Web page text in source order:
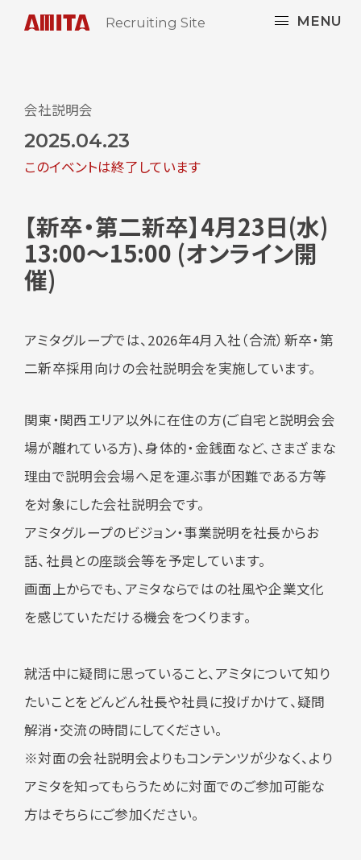
Recruiting Site MENU
会社説明会
【新卒・第二新卒】4月23日(水)
13:00～15:00 (オンライン開
催)
2025.04.23
このイベントは終了しています
アミタグループでは、2026年4月入社（合流）新卒・第
二新卒採用向けの会社説明会を実施しています。
関東・関西エリア以外に在住の方(ご自宅と説明会会
場が離れている方)、身体的・金銭面など、さまざまな
理由で説明会会場へ足を運ぶ事が困難である方等
を対象にした会社説明会です。
アミタグループのビジョン・事業説明を社長からお
話、社員との座談会等を予定しています。
画面上からでも、アミタならではの社風や企業文化
を感じていただける機会をつくります。
就活中に疑問に思っていること、アミタについて知り
たいことをどんどん社長や社員に投げかけて、疑問
解消・交流の時間にしてください。
※対面の会社説明会よりもコンテンツが少なく、より
アミタを知ってもらうために対面でのご参加可能な
方はそちらにご参加ください。